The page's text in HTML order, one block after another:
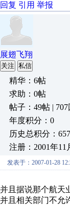
回复 引用 举报
展翅飞翔
关注 私信
精华：6帖
求助：0帖
帖子：49帖 | 707
年度积分：0
历史总积分：
注册：2001年11
发表于：2007-01-28
并且据说那个航天
并且相关部门不允